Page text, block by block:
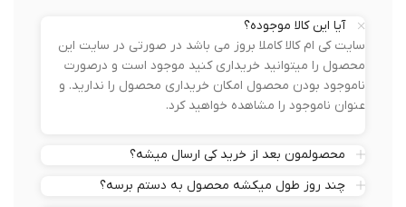
آیا این کالا موجوده؟
سایت کی ام کالا کاملا بروز می باشد در صورتی در سایت این
محصول را میتوانید خریداری کنید موجود است و درصورت
ناموجود بودن محصول امکان خریداری محصول را ندارید. و
عنوان ناموجود را مشاهده خواهید کرد.
محصولمون بعد از خرید کی ارسال میشه؟
چند روز طول میکشه محصول به دستم برسه؟